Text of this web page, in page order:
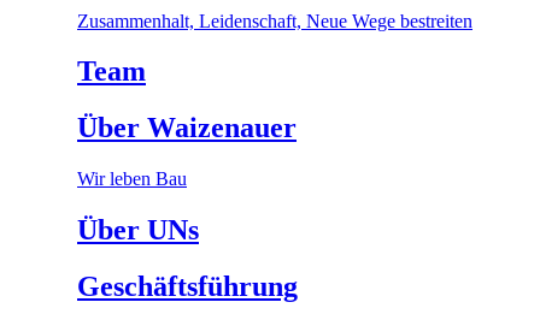
Zusammenhalt, Leidenschaft, Neue Wege bestreiten
Team
Über Waizenauer
Wir leben Bau
Über UNs
Geschäftsführung